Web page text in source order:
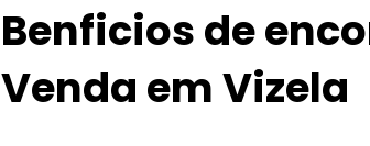
Benficios de
Venda em Vizela